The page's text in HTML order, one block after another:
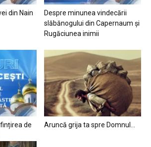
din Nain
Despre minunea vindecării
slăbănogului din Capernaum și
Rugăciunea inimii
de
Aruncă grija ta spre Domnul…